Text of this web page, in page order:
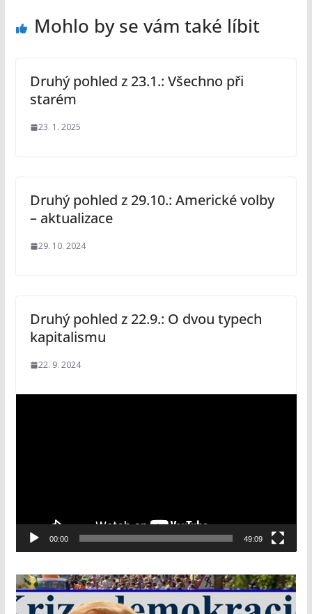
Mohlo by se vám také líbit
Druhý pohled z 23.1.: Všechno při
starém
23. 1. 2025
Druhý pohled z 29.10.: Americké volby
– aktualizace
29. 10. 2024
Druhý pohled z 22.9.: O dvou typech
kapitalismu
22. 9. 2024
e
á
v
a
00:00 49:09